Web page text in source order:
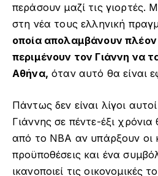
περάσουν μαζί τις γιορτές.
στη νέα τους ελληνική
οποία απολαμβάνουν πλέον
περιμένουν τον Γιάννη να
Αθήνα, όταν αυτό θα είναι
Πάντως δεν είναι λίγοι
Γιάννης σε πέντε-έξι χρόνια
από το NBA αν υπάρξουν οι
προϋποθέσεις και ένα
ικανοποιεί τις οικονομικές